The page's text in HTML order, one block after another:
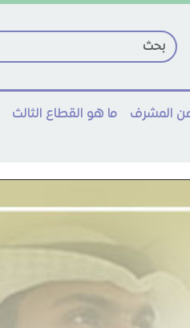
المشرف ما هو القطاع الثالث